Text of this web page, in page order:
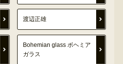
渡辺正雄
Bohemian glass ボヘミア
ガラス